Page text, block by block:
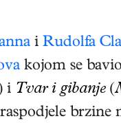
i Rudolfa
kojom se
i Tvar i gibanje (
brzine